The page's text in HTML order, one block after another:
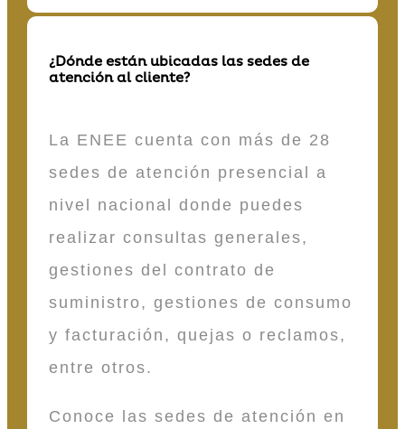
¿Dónde están ubicadas las sedes de
atención al cliente?
La ENEE cuenta con más de 28
sedes de atención presencial a
nivel nacional donde puedes
realizar consultas generales,
gestiones del contrato de
suministro, gestiones de consumo
y facturación, quejas o reclamos,
entre otros.
Conoce las sedes de atención en